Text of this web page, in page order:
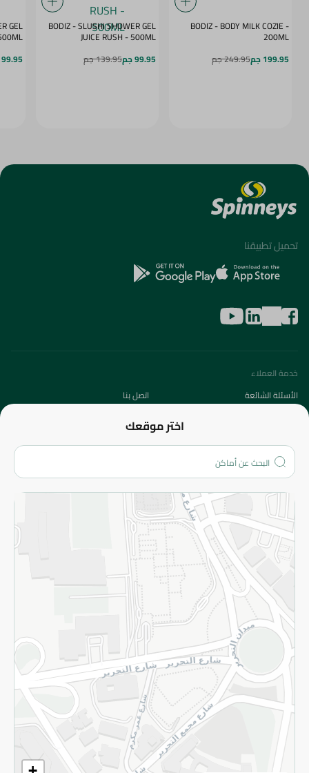
BODIZ - BODY MILK COZIE -
200ML
199.95 جم
249.95 جم
BODIZ - SLUSHI SHOWER GEL
JUICE RUSH - 500ML
99.95 جم
139.95 جم
GEL
DAZE - 500ML
99.95 جم
اختر موقعك
تحميل تطبيقنا
خدمة العملاء
الأسئلة الشائعة
اتصل بنا
من نحن؟
الفروع
المزيد
الاسترجاع
سياسة الاستخدام
سياسة الخصوصية
قم بالتسجيل للنشرة
©2026 - Spinneys | جميع الحقوق محفوظة